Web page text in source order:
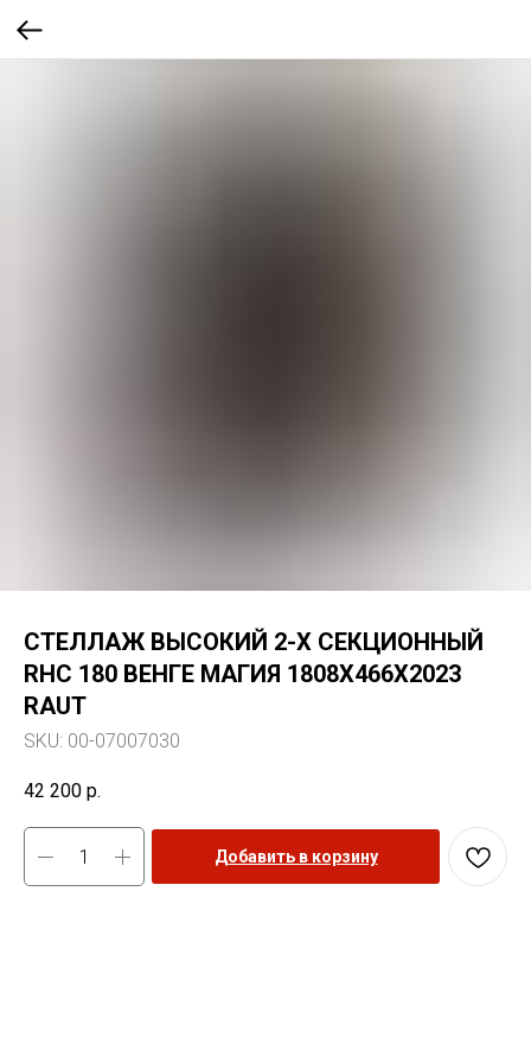
СТЕЛЛАЖ ВЫСОКИЙ 2-Х СЕКЦИОННЫЙ
RHC 180 ВЕНГЕ МАГИЯ 1808Х466Х2023
RAUT
SKU: 00-07007030
42 200 р.
Добавить в корзину